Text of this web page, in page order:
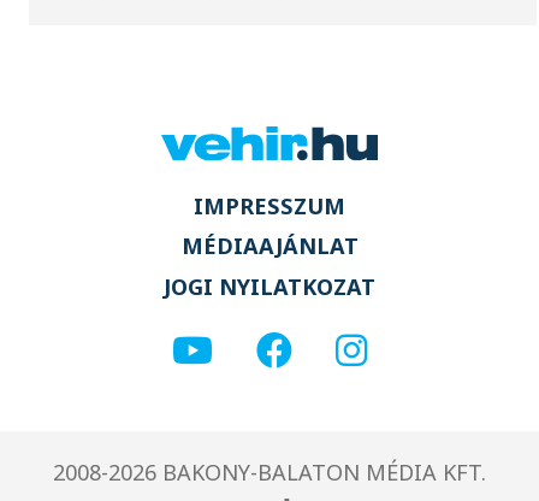
IMPRESSZUM
MÉDIAAJÁNLAT
JOGI NYILATKOZAT
2008-2026 BAKONY-BALATON MÉDIA KFT.